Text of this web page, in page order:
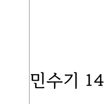
민수기